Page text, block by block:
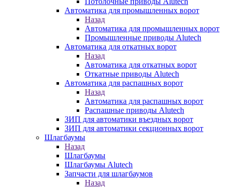
Автоматика для промышленных ворот
Назад
Автоматика для промышленных ворот
Промышленные приводы Alutech
Автоматика для откатных ворот
Назад
Автоматика для откатных ворот
Откатные приводы Alutech
Автоматика для распашных ворот
Назад
Автоматика для распашных ворот
Распашные приводы Alutech
ЗИП для автоматики въездных ворот
ЗИП для автоматики секционных ворот
Шлагбаумы
Назад
Шлагбаумы
Шлагбаумы Alutech
Запчасти для шлагбаумов
Назад